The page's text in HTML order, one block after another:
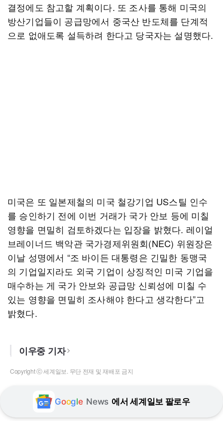
결정에도 참고할 계획이다. 또 조사를 통해 미국의
방산기업들이 공급망에서 중국산 반도체를 단계적
으로 없애도록 설득하려 한다고 당국자는 설명했다.
미국은 또 일본제철의 미국 철강기업 US스틸 인수
를 승인하기 전에 이번 거래가 국가 안보 등에 미칠
영향을 면밀히 검토하겠다는 입장을 밝혔다. 레이얼
브레이너드 백악관 국가경제위원회(NEC) 위원장은
이날 성명에서 “조 바이든 대통령은 긴밀한 동맹국
의 기업일지라도 외국 기업이 상징적인 미국 기업을
매수하는 게 국가 안보와 공급망 신뢰성에 미칠 수
있는 영향을 면밀히 조사해야 한다고 생각한다”고
밝혔다.
이우중 기자
Copyright ⓒ 세계일보. 무단 전재 및 재배포 금지
Google News 에서 세계일보 팔로우